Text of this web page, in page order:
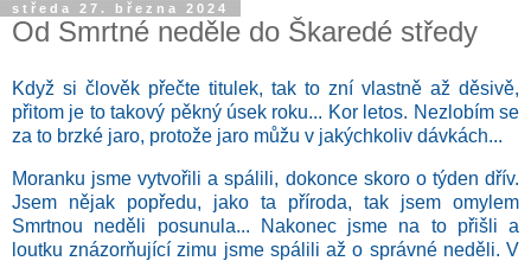
středa 27. března 2024
Od Smrtné neděle do Škaredé středy
Když si člověk přečte titulek, tak to zní vlastně až děsivě,
přitom je to takový pěkný úsek roku... Kor letos. Nezlobím se
za to brzké jaro, protože jaro můžu v jakýchkoliv dávkách...
Moranku jsme vytvořili a spálili, dokonce skoro o týden dřív.
Jsem nějak popředu, jako ta příroda, tak jsem omylem
Smrtnou neděli posunula... Nakonec jsme na to přišli a
loutku znázorňující zimu jsme spálili až o správné neděli. V